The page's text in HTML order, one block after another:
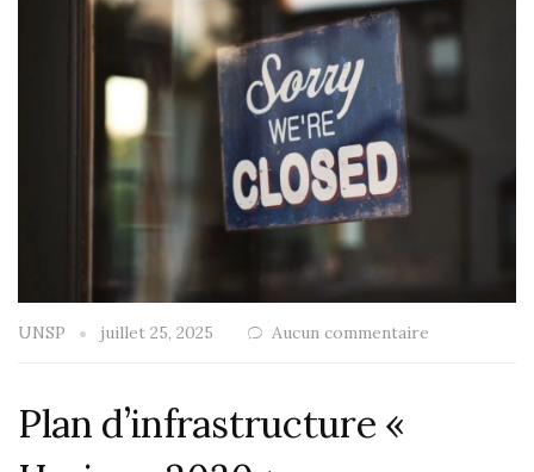
UNSP juillet 25, 2025 Aucun commentaire
Plan d’infrastructure «